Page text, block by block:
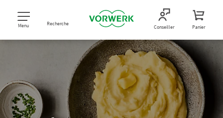
Menu Recherche Conseiller Panier